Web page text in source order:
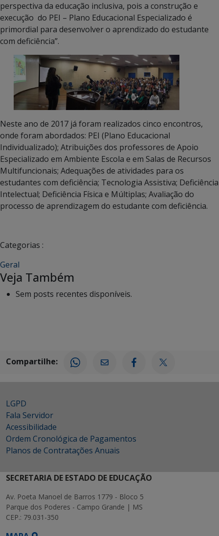
perspectiva da educação inclusiva, pois a construção e
execução do PEI – Plano Educacional Especializado é
primordial para desenvolver o aprendizado do estudante
com deficiência”.
Neste ano de 2017 já foram realizados cinco encontros,
onde foram abordados: PEI (Plano Educacional
Individualizado); Atribuições dos professores de Apoio
Especializado em Ambiente Escola e em Salas de Recursos
Multifuncionais; Adequações de atividades para os
estudantes com deficiência; Tecnologia Assistiva; Deficiência
Intelectual; Deficiência Física e Múltiplas; Avaliação do
processo de aprendizagem do estudante com deficiência.
Categorias :
Geral
Veja Também
Sem posts recentes disponíveis.
Compartilhe:
LGPD
Fala Servidor
Acessibilidade
Ordem Cronológica de Pagamentos
Planos de Contratações Anuais
SECRETARIA DE ESTADO DE EDUCAÇÃO
Av. Poeta Manoel de Barros 1779 - Bloco 5
Parque dos Poderes - Campo Grande | MS
CEP.: 79.031-350